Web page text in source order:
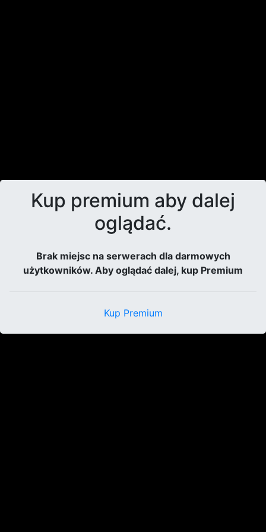
Kup premium aby dalej
oglądać.
Brak miejsc na serwerach dla darmowych
użytkowników. Aby oglądać dalej, kup Premium
Kup Premium